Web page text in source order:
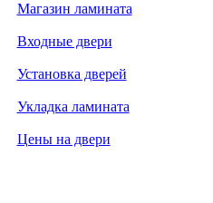
Магазин ламината
Входные двери
Установка дверей
Укладка ламината
Цены на двери